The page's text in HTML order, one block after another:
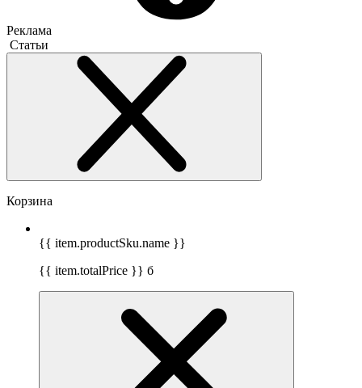
Реклама
Статьи
Корзина
{{ item.productSku.name }}
{{ item.totalPrice }} б